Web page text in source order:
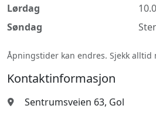
Lørdag
Søndag
Åpningstider kan endres. Sjekk alltid
Kontaktinformasjon
Sentrumsveien 63, Gol